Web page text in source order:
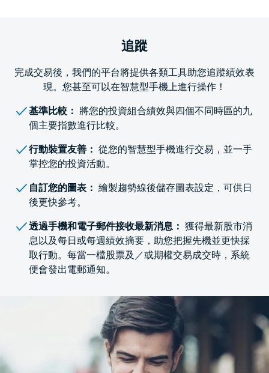
追蹤
完成交易後，我們的平台將提供各類工具助您追蹤績效表
現。您甚至可以在智慧型手機上進行操作！
基準比較： 將您的投資組合績效與四個不同時區的九
個主要指數進行比較。
行動裝置友善： 從您的智慧型手機進行交易，並一手
掌控您的投資活動。
自訂您的圖表： 繪製趨勢線後儲存圖表設定，可供日
後更快參考。
透過手機和電子郵件接收最新消息： 獲得最新股市消
息以及每日或每週績效摘要，助您把握先機並更快採
取行動。每當一檔股票及／或期權交易成交時，系統
便會發出電郵通知。